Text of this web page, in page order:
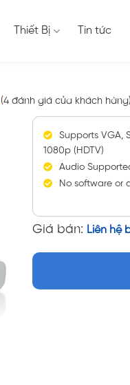
Thiết Bị Tin tức
(4đánh giá của khách hàng)
Supports VGA,
1080p (HDTV)
Audio
No software or
Giá bán: Liên hệ